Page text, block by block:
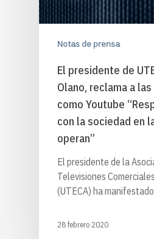
Notas de prensa
El presidente de
Olano, reclama a
como Youtube
con la sociedad en
operan”
El presidente de la
Televisiones
(UTECA) ha
28 febrero 2020